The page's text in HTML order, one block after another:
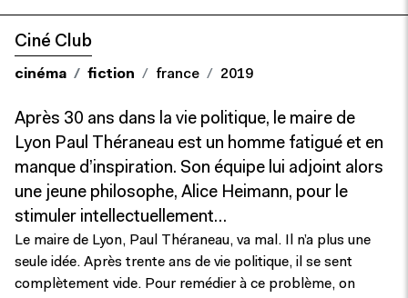
Ciné Club
cinéma fiction france 2019
Après 30 ans dans la vie politique, le maire de
Lyon Paul Théraneau est un homme fatigué et en
manque d’inspiration. Son équipe lui adjoint alors
une jeune philosophe, Alice Heimann, pour le
stimuler intellectuellement…
Le maire de Lyon, Paul Théraneau, va mal. Il n’a plus une
seule idée. Après trente ans de vie politique, il se sent
complètement vide. Pour remédier à ce problème, on